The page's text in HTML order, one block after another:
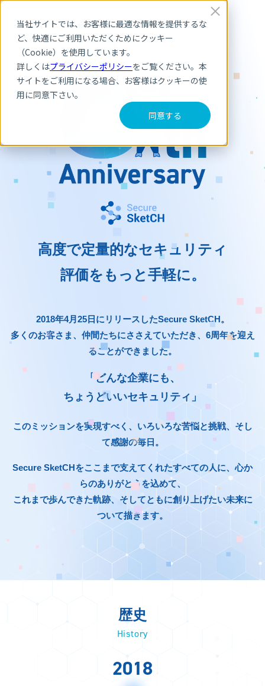
当社サイトでは、お客様に最適な情報を提供するな
ど、快適にご利用いただくためにクッキー
（Cookie）を使用しています。
詳しくはプライバシーポリシーをご覧ください。本
サイトをご利用になる場合、お客様はクッキーの使
用に同意下さい。
同意する
高度で定量的なセキュリティ
評価をもっと手軽に。
2018年4月25日にリリースしたSecure SketCH。
多くのお客さま、仲間たちにささえていただき、6周年を迎え
ることができました。
「どんな企業にも、
ちょうどいいセキュリティ」
このミッションを実現すべく、いろいろな苦悩と挑戦、そし
て感謝の毎日。
Secure SketCHをここまで支えてくれたすべての人に、心か
らのありがとうを込めて、
これまで歩んできた軌跡、そしてともに創り上げたい未来に
ついて描きます。
歴史
History
2018